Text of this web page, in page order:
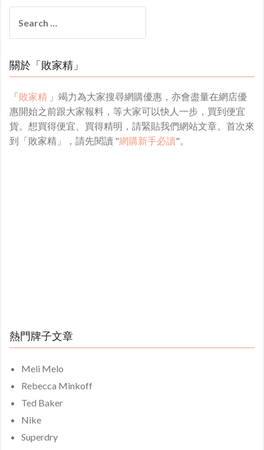
for:
關於「敗家精」
「敗家精 」竭力為大家搜尋網購優惠，亦會盡量在網店優
惠開始之前跟大家報料，等大家可以快人一步，買到便宜
貨。想買得便宜、買得精明，請緊貼我們網站文章。首次來
到「敗家精」，請先閱讀 "網購新手必讀"。
熱門牌子文章
Meli Melo
Rebecca Minkoff
Ted Baker
Nike
Superdry